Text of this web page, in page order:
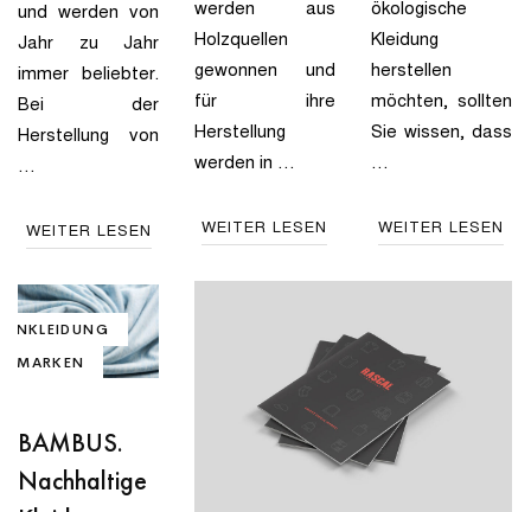
und werden von
Jahr zu Jahr
immer beliebter.
Bei der
Herstellung von
…
WEITER LESEN
werden aus
Holzquellen
gewonnen und
für ihre
Herstellung
werden in …
WEITER LESEN
ökologische
Kleidung
herstellen
möchten, sollten
Sie wissen, dass
…
WEITER LESEN
BAMBUS.
Nachhaltige